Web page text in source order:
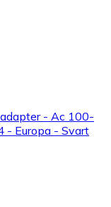
- Ac 100-
- Europa - Svart